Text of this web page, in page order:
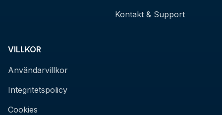
Kontakt & Support
VILLKOR
Användarvillkor
Integritetspolicy
Cookies